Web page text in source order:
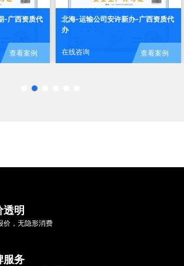
-广西资质代
查看案例
北海-运输公司安许新办-广西资质代
办
在线咨询 查看案例
透明
价，无隐形消费
服务